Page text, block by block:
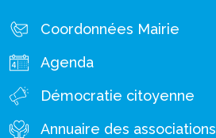
Coordonnées Mairie
Agenda
Démocratie citoyenne
Annuaire des associations